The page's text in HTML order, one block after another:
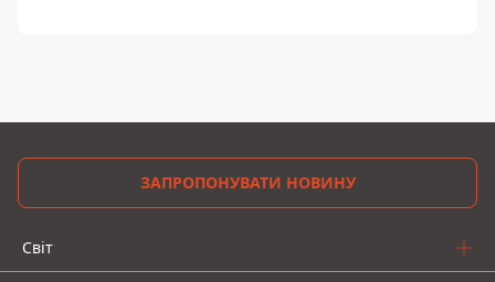
ЗАПРОПОНУВАТИ НОВИНУ
Світ